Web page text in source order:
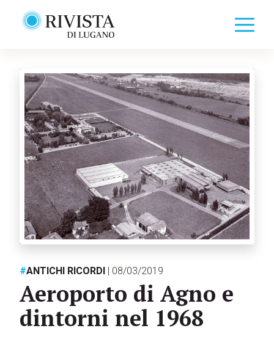
#ANTICHI RICORDI | 08/03/2019
Aeroporto di Agno e
dintorni nel 1968